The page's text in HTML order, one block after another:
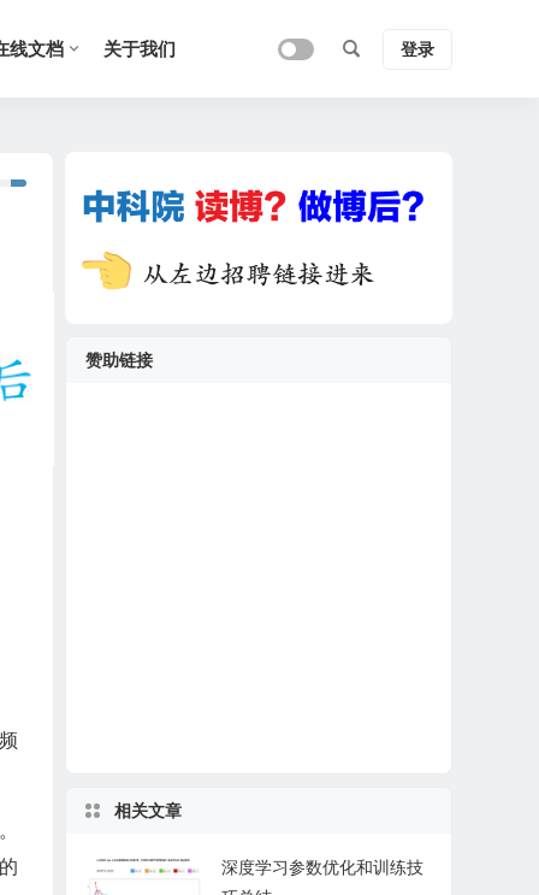
线文档 关于我们 登录
赞助链接
相关文章
深度学习参数优化和训练技